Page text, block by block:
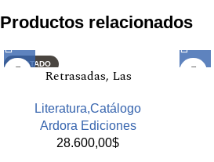
Productos relacionados
AGOTADO
Retrasadas, Las
Literatura,Catálogo
Ardora Ediciones
28.600,00$